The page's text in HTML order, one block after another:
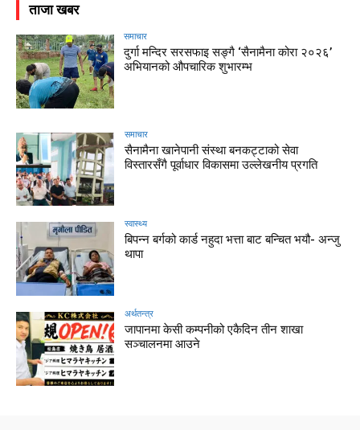
ताजा खबर
समाचार
दुर्गा मन्दिर सरसफाइ सङ्गै ‘सैनामैना कोरा २०२६’
अभियानको औपचारिक शुभारम्भ
समाचार
सैनामैना खानेपानी संस्था बनकट्टाको सेवा
विस्तारसँगै पूर्वाधार विकासमा उल्लेखनीय प्रगति
स्वास्थ्य
बिपन्न बर्गको कार्ड नहुदा भत्ता बाट बन्चित भयौ- अन्जु
थापा
अर्थतन्त्र
जापानमा केसी कम्पनीको एकैदिन तीन शाखा
सञ्चालनमा आउने